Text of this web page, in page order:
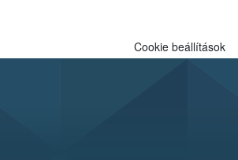
Cookie beállítások